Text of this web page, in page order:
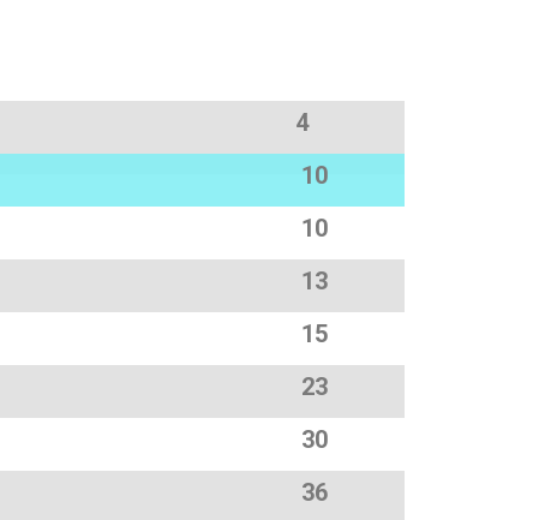
4
10
10
13
15
23
30
36